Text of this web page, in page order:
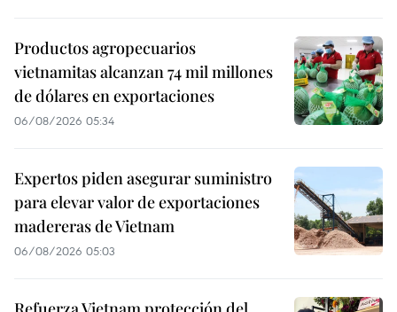
Productos agropecuarios
vietnamitas alcanzan 74 mil millones
de dólares en exportaciones
06/08/2026 05:34
Expertos piden asegurar suministro
para elevar valor de exportaciones
madereras de Vietnam
06/08/2026 05:03